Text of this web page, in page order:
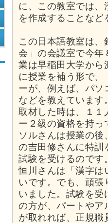
に、この教室では、
を作成することなど
この日本語教室は
会」の会議室で今年
業は早稲田大学から
に授業を補う形で、
ーが、例えば、パソ
などを教えています
取材した時は、１１
ー２級の資格を持っ
ソルさんは授業の
の吉田修さんに特訓
試験を受けるのです
恒川さんは「漢字は
いです。でも、頑張
いました。試験を受
の方が、パートやア
が取れれば、正規職